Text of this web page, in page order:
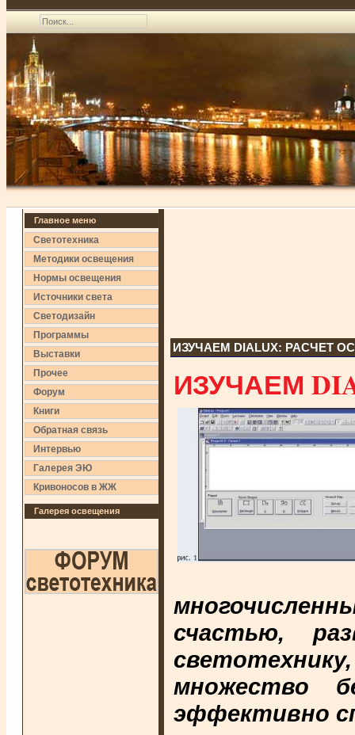
Главное меню
Светотехника
Методики освещения
Нормы освещения
Источники света
Светодизайн
Программы
Выставки
Прочее
Форум
Книги
Обратная связь
Интервью
Галерея ЭЮ
Кривоносов в ЖЖ
Галерея освещения
ИЗУЧАЕМ DIALUX: РАСЧЕТ
ИЗУЧАЕМ
счастью,
множество
эффективно